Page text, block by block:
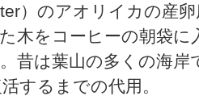
）のアオリイカの産
木をコーヒーの朝袋
昔は葉山の多くの海
するまでの代用。